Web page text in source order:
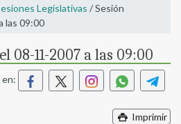
Legislativas / Sesión
las 09:00
08-11-2007 a las 09:00
Imprimir